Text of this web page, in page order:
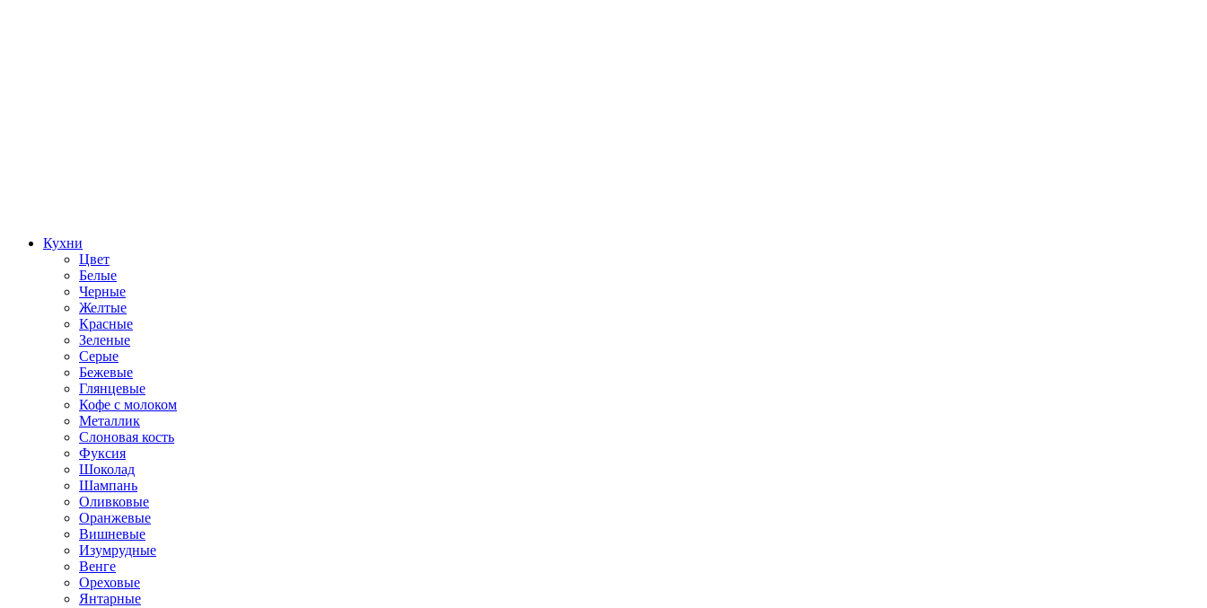
Кухни
Цвет
Белые
Черные
Желтые
Красные
Зеленые
Серые
Бежевые
Глянцевые
Кофе с молоком
Металлик
Слоновая кость
Фуксия
Шоколад
Шампань
Оливковые
Оранжевые
Вишневые
Изумрудные
Венге
Ореховые
Янтарные